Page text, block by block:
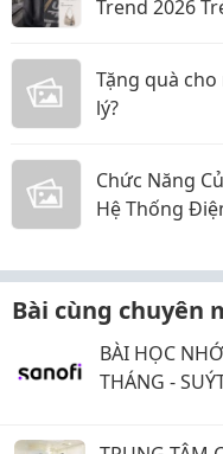
Trend 2026
Tặng quà
lý?
Chức Năng
Hệ Thống
Bài cùng chuyên
BÀI HỌC
THÁNG -